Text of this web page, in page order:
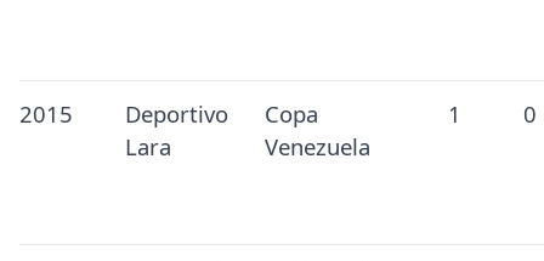
2015
Deportivo
Lara
Copa
Venezuela
1 0